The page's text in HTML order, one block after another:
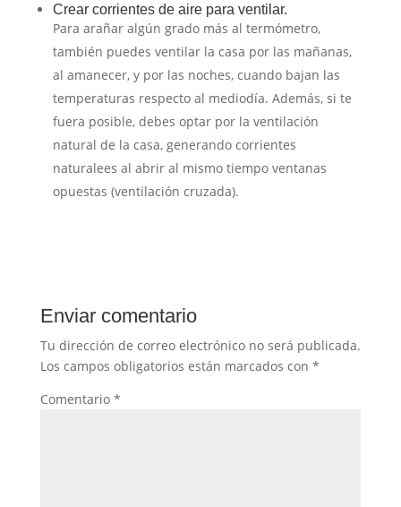
Crear corrientes de aire para ventilar.
Para arañar algún grado más al termómetro,
también puedes ventilar la casa por las mañanas,
al amanecer, y por las noches, cuando bajan las
temperaturas respecto al mediodía. Además, si te
fuera posible, debes optar por la ventilación
natural de la casa, generando corrientes
naturalees al abrir al mismo tiempo ventanas
opuestas (ventilación cruzada).
Enviar comentario
Tu dirección de correo electrónico no será publicada.
Los campos obligatorios están marcados con *
Comentario *